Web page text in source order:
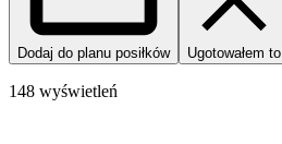
Dodaj do planu posiłków Ugotowałem to
148 wyświetleń